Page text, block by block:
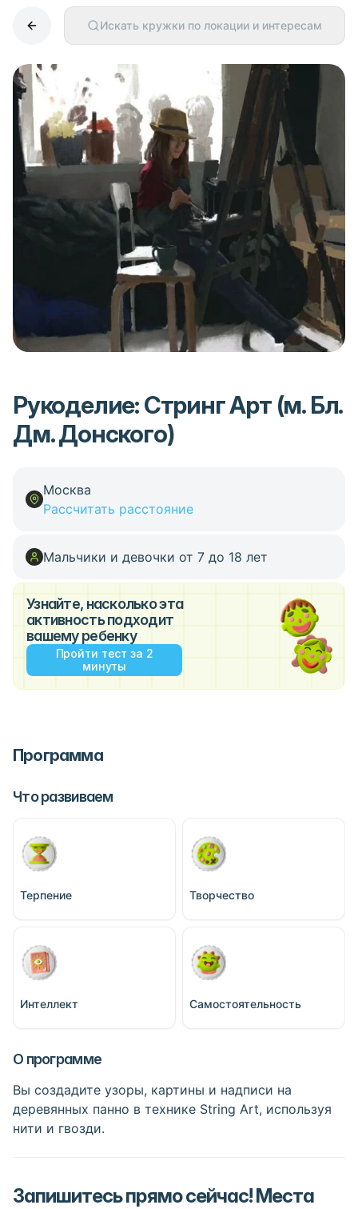
Искать кружки по локации и интересам
Рукоделие: Стринг Арт (м. Бл.
Дм. Донского)
Москва
Рассчитать расстояние
Мальчики и девочки от 7 до 18 лет
Узнайте, насколько эта
активность подходит
вашему ребенку
Пройти тест за 2
минуты
Программа
Что развиваем
Терпение Творчество
Интеллект Самостоятельность
О программе
Вы создадите узоры, картины и надписи на
деревянных панно в технике String Art, используя
нити и гвозди.
Запишитесь прямо сейчас! Места